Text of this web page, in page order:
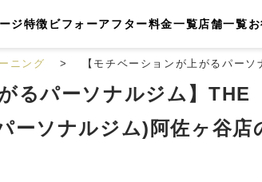
ジ特徴 ビフォーアフター料金一覧店舗一覧
ニング 【モチベーションが上がるパー
るパーソナルジム】THE
ーソナルジム)阿佐ヶ谷店